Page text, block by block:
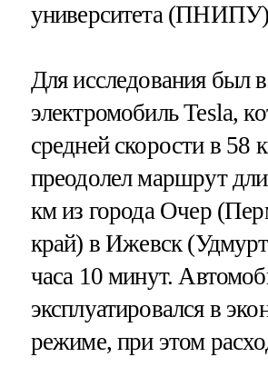
университета
Для исследования был
электромобиль Tesla,
средней скорости в 58
преодолел маршрут
км из города Очер
край) в Ижевск
часа 10 минут.
эксплуатировался в
режиме, при этом